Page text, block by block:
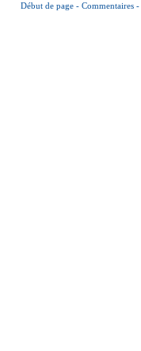
Début de page - Commentaires -